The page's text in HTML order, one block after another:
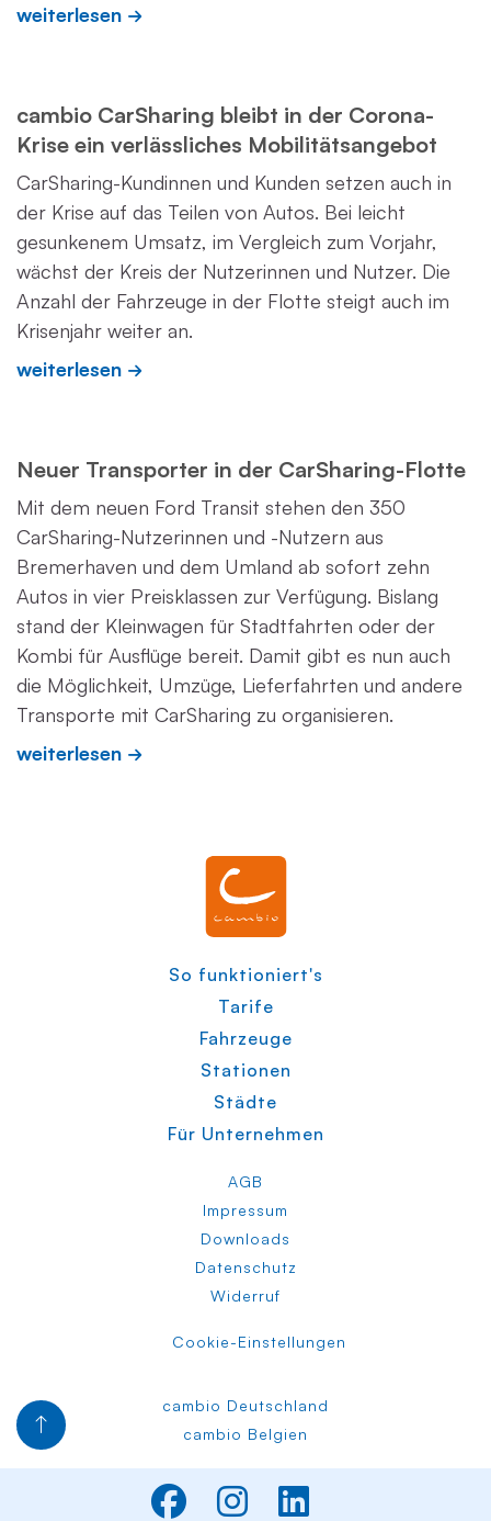
weiterlesen
cambio CarSharing bleibt in der Corona-
Krise ein verlässliches Mobilitätsangebot
CarSharing-Kundinnen und Kunden setzen auch in
der Krise auf das Teilen von Autos. Bei leicht
gesunkenem Umsatz, im Vergleich zum Vorjahr,
wächst der Kreis der Nutzerinnen und Nutzer. Die
Anzahl der Fahrzeuge in der Flotte steigt auch im
Krisenjahr weiter an.
weiterlesen
Neuer Transporter in der CarSharing-Flotte
Mit dem neuen Ford Transit stehen den 350
CarSharing-Nutzerinnen und -Nutzern aus
Bremerhaven und dem Umland ab sofort zehn
Autos in vier Preisklassen zur Verfügung. Bislang
stand der Kleinwagen für Stadtfahrten oder der
Kombi für Ausflüge bereit. Damit gibt es nun auch
die Möglichkeit, Umzüge, Lieferfahrten und andere
Transporte mit CarSharing zu organisieren.
weiterlesen
So funktioniert's
Tarife
Fahrzeuge
Stationen
Städte
Für Unternehmen
AGB
Impressum
Downloads
Datenschutz
Widerruf
Cookie-Einstellungen
cambio Deutschland
cambio Belgien